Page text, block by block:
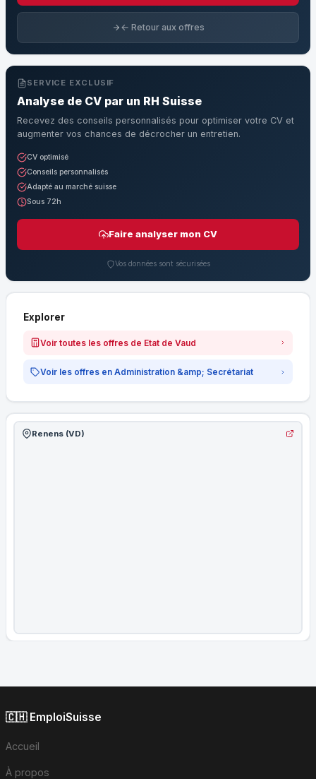
← Retour aux offres
SERVICE EXCLUSIF
Analyse de CV par un RH Suisse
Recevez des conseils personnalisés pour optimiser votre CV et
augmenter vos chances de décrocher un entretien.
CV optimisé
Conseils personnalisés
Adapté au marché suisse
Sous 72h
Faire analyser mon CV
Vos données sont sécurisées
Explorer
Voir toutes les offres de Etat de Vaud
Voir les offres en Administration &amp; Secrétariat
Renens (VD)
🇨🇭 EmploiSuisse
Accueil
À propos